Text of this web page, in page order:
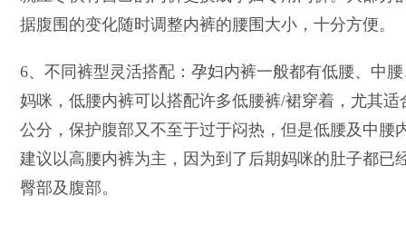
据腹围的变化随时调整内裤的腰围大小，十分方便。
6、不同裤型灵活搭配：孕妇内裤一般都有低腰、中
妈咪，低腰内裤可以搭配许多低腰裤/裙穿着，尤其
公分，保护腹部又不至于过于闷热，但是低腰及中
建议以高腰内裤为主，因为到了后期妈咪的肚子都
臀部及腹部。